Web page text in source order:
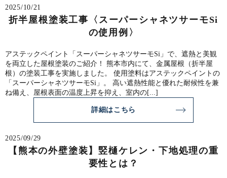
2025/10/21
折半屋根塗装工事〈スーパーシャネツサーモSi
の使用例〉
アステックペイント「スーパーシャネツサーモSi」で、遮熱と美観
を両立した屋根塗装のご紹介！ 熊本市内にて、金属屋根（折半屋
根）の塗装工事を実施しました。 使用塗料はアステックペイントの
「スーパーシャネツサーモSi」。 高い遮熱性能と優れた耐候性を兼
ね備え、屋根表面の温度上昇を抑え、室内の[...]
詳細はこちら
2025/09/29
【熊本の外壁塗装】竪樋ケレン・下地処理の重
要性とは？